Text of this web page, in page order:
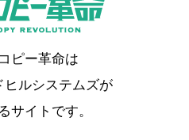
ピー革命は
ルシステムズが
サイトです。